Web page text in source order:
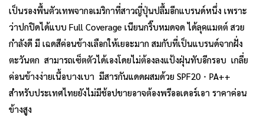
เป็นรองพื้นตัวเทพจากอเมริกาที่สาวญี่ปุ่นปลื้มอีกแบรนด์หนึ่ง เพราะ
ว่าปกปิดได้แบบ Full Coverage เนียนกริ๊บหมดจด ได้ลุคแมตต์ สวย
กำลังดี มี เฉดสีค่อนข้างเลือกให้เยอะมาก สมกับที่เป็นแบรนด์จากฝั่ง
ตะวันตก สามารถเซ็ตตัวได้เองโดยไม่ต้องลงแป้งฝุ่นทับอีกรอบ เกลี่ย
ค่อนข้างง่ายเนื้อบางเบา มีสารกันแดดผสมด้วย SPF20・PA++
สำหรับประเทศไทยยังไม่มีช้อปขายอาจต้องพรีออเดอร์เอา ราคาค่อน
ข้างสูง